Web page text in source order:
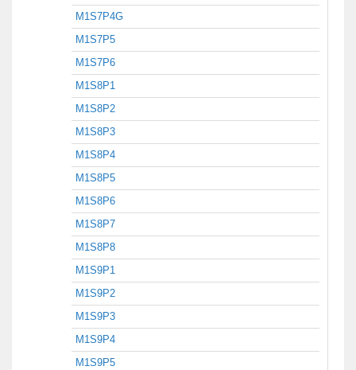
M1S7P4G
M1S7P5
M1S7P6
M1S8P1
M1S8P2
M1S8P3
M1S8P4
M1S8P5
M1S8P6
M1S8P7
M1S8P8
M1S9P1
M1S9P2
M1S9P3
M1S9P4
M1S9P5